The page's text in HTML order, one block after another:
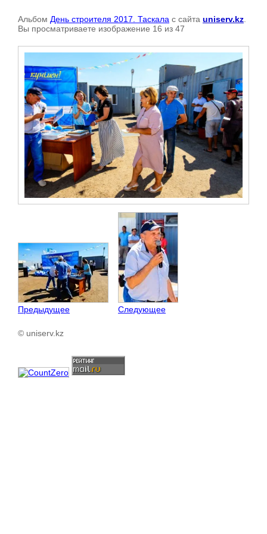
Альбом День строителя 2017. Таскала с сайта uniserv.kz
Вы просматриваете изображение 16 из 47
Предыдущее Следующее
© uniserv.kz